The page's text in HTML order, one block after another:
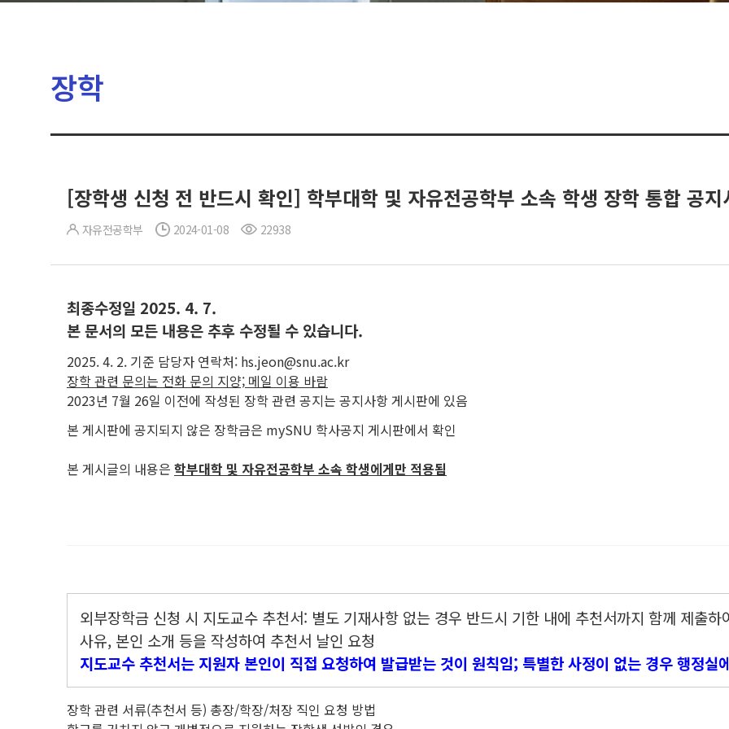
장학
[장학생 신청 전 반드시 확인] 학부대학 및 자유전공학부 소속 학생 장학 통합 공지
자유전공학부 2024-01-08 22938
최종수정일 2025. 4. 7.
본 문서의 모든 내용은 추후 수정될 수 있습니다.
2025. 4. 2. 기준 담당자 연락처: hs.jeon@snu.ac.kr
장학 관련 문의는 전화 문의 지양; 메일 이용 바람
2023년 7월 26일 이전에 작성된 장학 관련 공지는 공지사항 게시판에 있음
본 게시판에 공지되지 않은 장학금은 mySNU 학사공지 게시판에서 확인
본 게시글의 내용은 학부대학 및 자유전공학부 소속 학생에게만 적용됨
외부장학금 신청 시 지도교수 추천서: 별도 기재사항 없는 경우 반드시 기한 내에 추천서까지 함께 제출하
사유, 본인 소개 등을 작성하여 추천서 날인 요청
지도교수 추천서는 지원자 본인이 직접 요청하여 발급받는 것이 원칙임; 특별한 사정이 없는 경우 행정실
장학 관련 서류(추천서 등) 총장/학장/처장 직인 요청 방법